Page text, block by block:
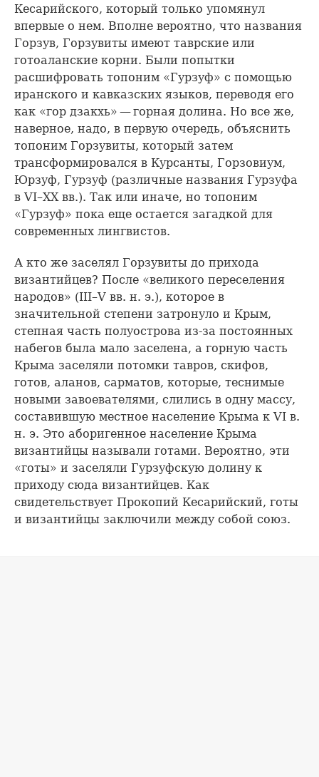
Кесарийского, который только упомянул
впервые о нем. Вполне вероятно, что названия
Горзув, Горзувиты имеют таврские или
готоаланские корни. Были попытки
расшифровать топоним «Гурзуф» с помощью
иранского и кавказских языков, переводя его
как «гор дзакхь» — горная долина. Но все же,
наверное, надо, в первую очередь, объяснить
топоним Горзувиты, который затем
трансформировался в Курсанты, Горзовиум,
Юрзуф, Гурзуф (различные названия Гурзуфа
в VI–XX вв.). Так или иначе, но топоним
«Гурзуф» пока еще остается загадкой для
современных лингвистов.
А кто же заселял Горзувиты до прихода
византийцев? После «великого переселения
народов» (III–V вв. н. э.), которое в
значительной степени затронуло и Крым,
степная часть полуострова из-за постоянных
набегов была мало заселена, а горную часть
Крыма заселяли потомки тавров, скифов,
готов, аланов, сарматов, которые, теснимые
новыми завоевателями, слились в одну массу,
составившую местное население Крыма к VI в.
н. э. Это аборигенное население Крыма
византийцы называли готами. Вероятно, эти
«готы» и заселяли Гурзуфскую долину к
приходу сюда византийцев. Как
свидетельствует Прокопий Кесарийский, готы
и византийцы заключили между собой союз.